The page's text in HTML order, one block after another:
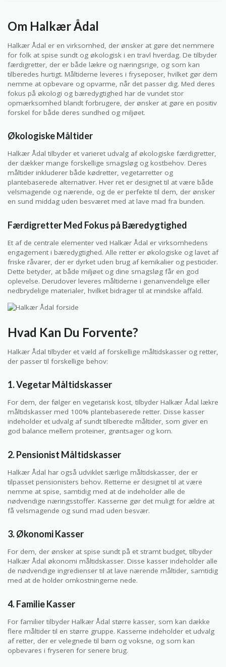
Om Halkær Ådal
Halkær Ådal er en virksomhed, der ønsker at gøre det nemmere
for folk at spise sundt og økologisk i en travl hverdag. De tilbyder
færdigretter, der er både lækre og næringsrige, og som kan
tilberedes hurtigt. Måltiderne leveres i fryseposer, hvilket gør dem
nemme at opbevare og opvarme, når det passer dig. Med deres
fokus på økologi og bæredygtighed har de vundet stor
opmærksomhed blandt forbrugere, der ønsker at gøre en positiv
forskel for både deres sundhed og miljøet.
Økologiske Måltider
Halkær Ådal tilbyder et varieret udvalg af økologiske færdigretter,
der dækker mange forskellige smagsløg og kostbehov. Deres
måltider inkluderer både kødretter, vegetarretter og
plantebaserede alternativer. Hver ret er designet til at være både
velsmagende og nærende, og de er perfekte til dem, der ønsker
en sund middag uden besværet med at lave mad fra bunden.
Færdigretter Med Fokus på Bæredygtighed
Et af de centrale elementer ved Halkær Ådal er virksomhedens
engagement i bæredygtighed. Alle retter er økologiske og lavet af
friske råvarer, der er dyrket uden brug af kemikalier og pesticider.
Dette betyder, at både miljøet og dine smagsløg får en god
oplevelse. Derudover leveres måltiderne i genanvendelige eller
nedbrydelige materialer, hvilket bidrager til at mindske affald.
Hvad Kan Du Forvente?
Halkær Ådal tilbyder et væld af forskellige måltidskasser og retter,
der passer til forskellige behov:
1. Vegetar Måltidskasser
For dem, der følger en vegetarisk kost, tilbyder Halkær Ådal lækre
måltidskasser med 100% plantebaserede retter. Disse kasser
indeholder et udvalg af sundt tilberedte måltider, som giver en
god balance mellem proteiner, grøntsager og korn.
2. Pensionist Måltidskasser
Halkær Ådal har også udviklet særlige måltidskasser, der er
tilpasset pensionisters behov. Retterne er designet til at være
nemme at spise, samtidig med at de indeholder alle de
nødvendige næringsstoffer. Kasserne gør det muligt for ældre at
få velsmagende og sund mad uden besvær.
3. Økonomi Kasser
For dem, der ønsker at spise sundt på et stramt budget, tilbyder
Halkær Ådal økonomi måltidskasser. Disse kasser indeholder alle
de nødvendige ingredienser til at lave nærende måltider, samtidig
med at de holder omkostningerne nede.
4. Familie Kasser
For familier tilbyder Halkær Ådal større kasser, som kan dække
flere måltider til en større gruppe. Kasserne indeholder et udvalg
af retter, der er velegnede til børn og voksne, og som kan
opbevares i fryseren for senere brug.